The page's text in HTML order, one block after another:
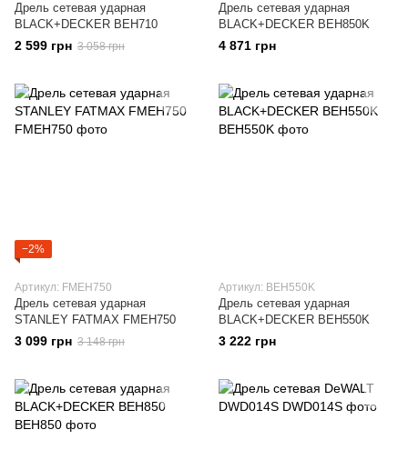
Дрель сетевая ударная
BLACK+DECKER BEH710
2 599 грн 3 058 грн
Дрель сетевая ударная
BLACK+DECKER BEH850K
4 871 грн
−2%
Артикул: FMEH750
Дрель сетевая ударная
STANLEY FATMAX FMEH750
3 099 грн 3 148 грн
Артикул: BEH550K
Дрель сетевая ударная
BLACK+DECKER BEH550K
3 222 грн